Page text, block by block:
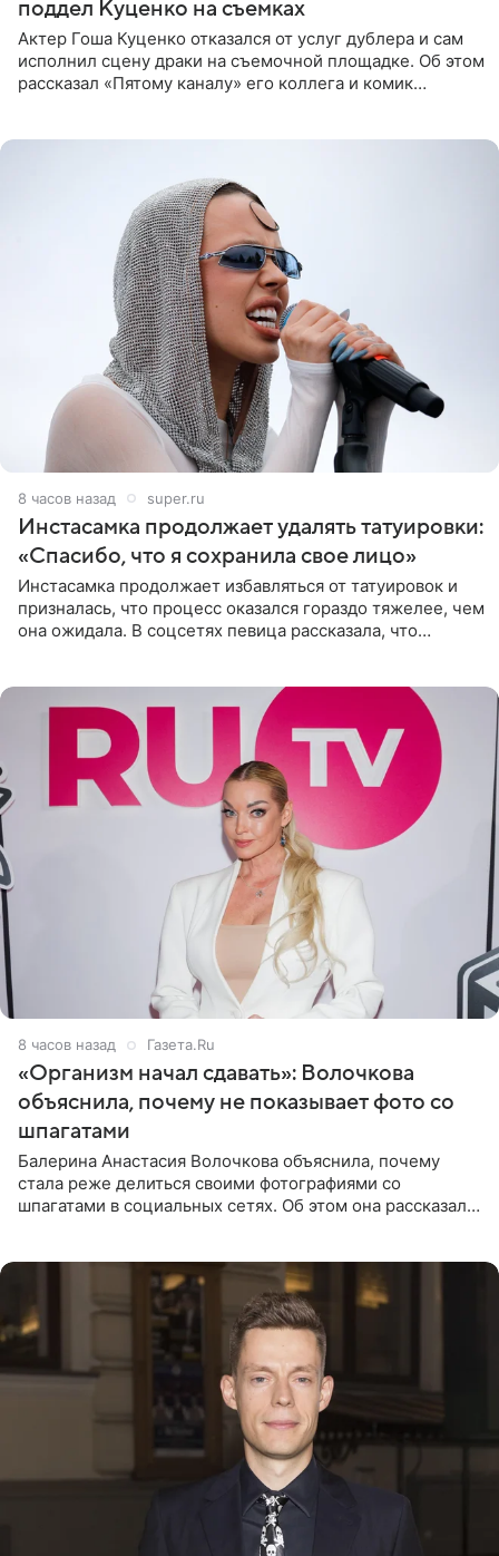
поддел Куценко на съемках
Актер Гоша Куценко отказался от услуг дублера и сам
исполнил сцену драки на съемочной площадке. Об этом
рассказал «Пятому каналу» его коллега и комик
8 часов назад super.ru
Инстасамка продолжает удалять татуировки:
«Спасибо, что я сохранила свое лицо»
Инстасамка продолжает избавляться от татуировок и
призналась, что процесс оказался гораздо тяжелее, чем
она ожидала. В соцсетях певица рассказала, что
8 часов назад Газета.Ru
«Организм начал сдавать»: Волочкова
объяснила, почему не показывает фото со
шпагатами
Балерина Анастасия Волочкова объяснила, почему
стала реже делиться своими фотографиями со
шпагатами в социальных сетях. Об этом она рассказала